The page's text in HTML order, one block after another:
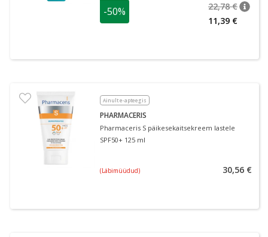
-50% 22,78 €
11,39 €
Ainult e-apteegis
PHARMACERIS
Pharmaceris S päikesekaitsekreem lastele
SPF50+ 125 ml
(Läbimüüdud) 30,56 €